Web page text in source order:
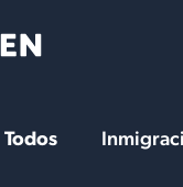
Todos